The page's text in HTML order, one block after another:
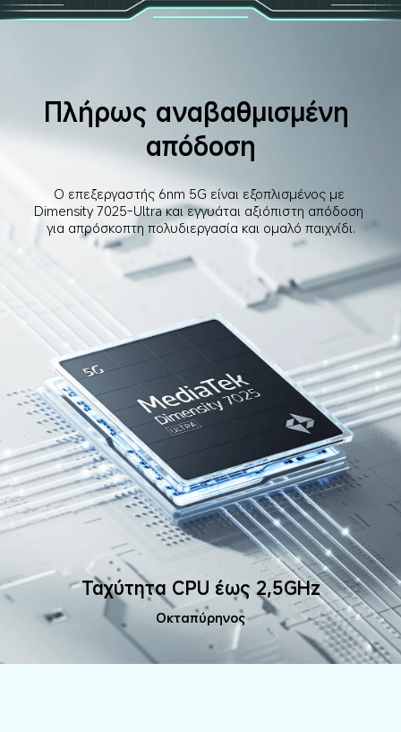
Πλήρως αναβαθμισμένη
απόδοση
Ο επεξεργαστής 6nm 5G είναι εξοπλισμένος με
Dimensity 7025-Ultra και εγγυάται αξιόπιστη απόδοση
για απρόσκοπτη πολυδιεργασία και ομαλό παιχνίδι.
Ταχύτητα CPU έως 2,5GHz
Οκταπύρηνος